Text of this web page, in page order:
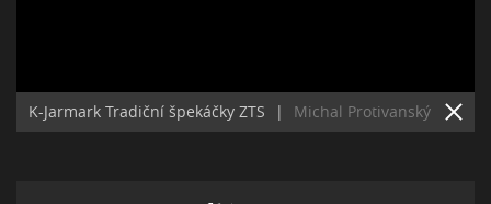
K-Jarmark Tradiční špekáčky ZTS | Michal Protivanský